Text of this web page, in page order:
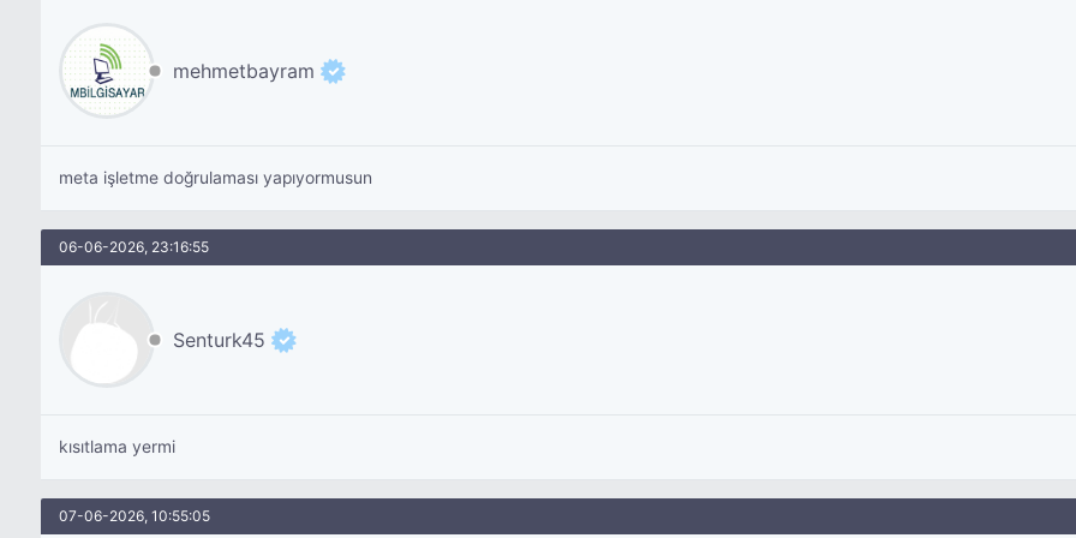
mehmetbayram
meta işletme doğrulaması yapıyormusun
06-06-2026, 23:16:55
Senturk45
kısıtlama yermi
07-06-2026, 10:55:05